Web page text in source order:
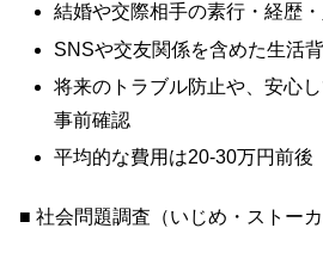
結婚や交際相手の素行・経歴
SNSや交友関係を含めた生活
将来のトラブル防止や、安心
事前確認
平均的な費用は20-30万円前後
■ 社会問題調査（いじめ・ストー